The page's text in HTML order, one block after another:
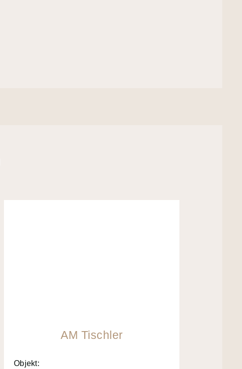
AM Tischler
Objekt: